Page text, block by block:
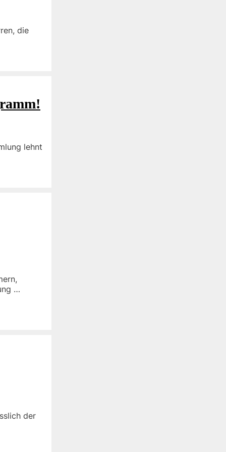
die
lehnt
…
der